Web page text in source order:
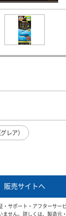
レア）
販売サイトへ
・サポート・アフターサー
ません。詳しくは、製造元